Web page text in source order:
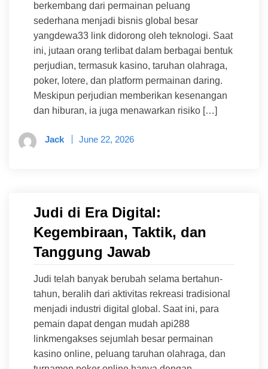
berkembang dari permainan peluang
sederhana menjadi bisnis global besar
yangdewa33 link didorong oleh teknologi. Saat
ini, jutaan orang terlibat dalam berbagai bentuk
perjudian, termasuk kasino, taruhan olahraga,
poker, lotere, dan platform permainan daring.
Meskipun perjudian memberikan kesenangan
dan hiburan, ia juga menawarkan risiko […]
Jack June 22, 2026
Judi di Era Digital:
Kegembiraan, Taktik, dan
Tanggung Jawab
Judi telah banyak berubah selama bertahun-
tahun, beralih dari aktivitas rekreasi tradisional
menjadi industri digital global. Saat ini, para
pemain dapat dengan mudah api288
linkmengakses sejumlah besar permainan
kasino online, peluang taruhan olahraga, dan